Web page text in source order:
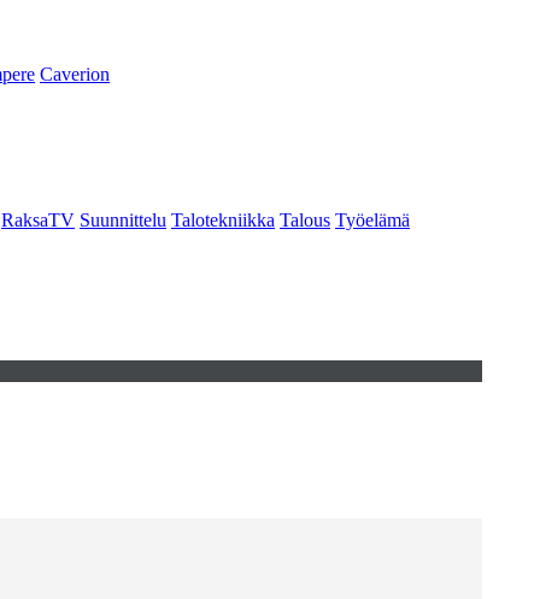
Caverion
RaksaTV Suunnittelu Talotekniikka Talous Työelämä